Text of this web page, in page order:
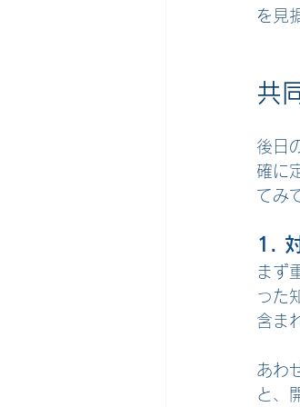
を見
共
後日
確に
てみ
1.
まず
った
含ま
あわ
と、